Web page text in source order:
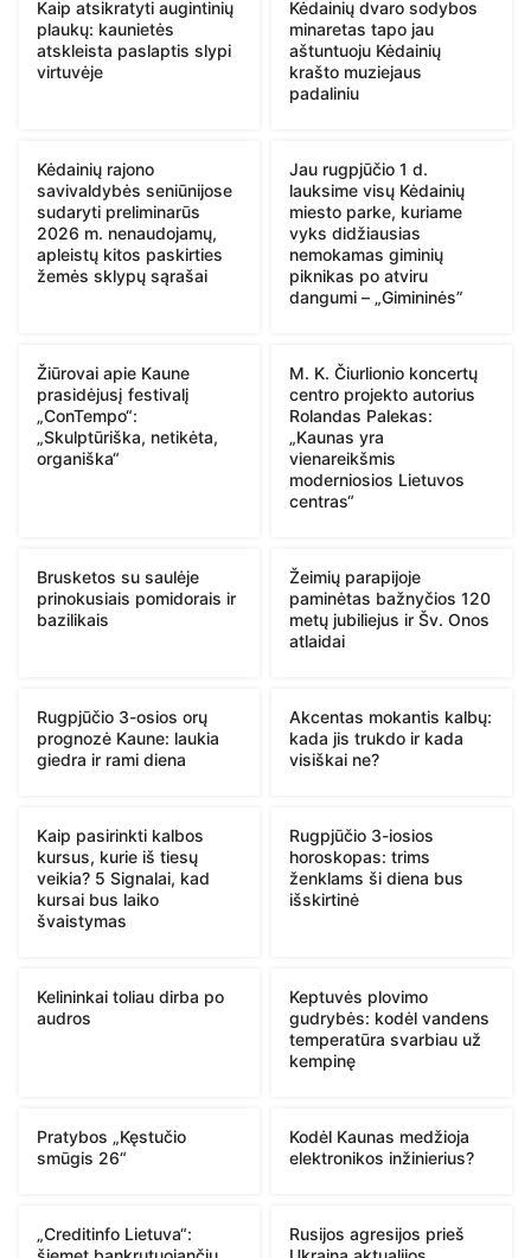
Kaip atsikratyti augintinių
plaukų: kaunietės
atskleista paslaptis slypi
virtuvėje
Kėdainių dvaro sodybos
minaretas tapo jau
aštuntuoju Kėdainių
krašto muziejaus
padaliniu
Kėdainių rajono
savivaldybės seniūnijose
sudaryti preliminarūs
2026 m. nenaudojamų,
apleistų kitos paskirties
žemės sklypų sąrašai
Jau rugpjūčio 1 d.
lauksime visų Kėdainių
miesto parke, kuriame
vyks didžiausias
nemokamas giminių
piknikas po atviru
dangumi – „Gimininės”
Žiūrovai apie Kaune
prasidėjusį festivalį
„ConTempo“:
„Skulptūriška, netikėta,
organiška“
M. K. Čiurlionio koncertų
centro projekto autorius
Rolandas Palekas:
„Kaunas yra
vienareikšmis
moderniosios Lietuvos
centras“
Brusketos su saulėje
prinokusiais pomidorais ir
bazilikais
Žeimių parapijoje
paminėtas bažnyčios 120
metų jubiliejus ir Šv. Onos
atlaidai
Rugpjūčio 3-osios orų
prognozė Kaune: laukia
giedra ir rami diena
Akcentas mokantis kalbų:
kada jis trukdo ir kada
visiškai ne?
Kaip pasirinkti kalbos
kursus, kurie iš tiesų
veikia? 5 Signalai, kad
kursai bus laiko
švaistymas
Rugpjūčio 3-iosios
horoskopas: trims
ženklams ši diena bus
išskirtinė
Kelininkai toliau dirba po
audros
Keptuvės plovimo
gudrybės: kodėl vandens
temperatūra svarbiau už
kempinę
Pratybos „Kęstučio
smūgis 26“
Kodėl Kaunas medžioja
elektronikos inžinierius?
„Creditinfo Lietuva“:
Rusijos agresijos prieš